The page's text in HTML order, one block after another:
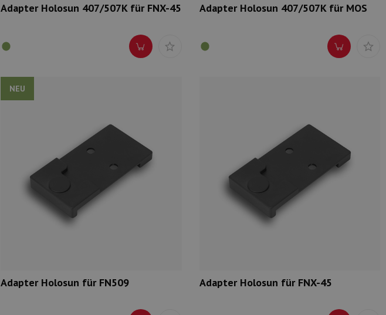
Adapter Holosun 407/507K für FNX-45 Adapter Holosun 407/507K für MOS
NEU
Adapter Holosun für FN509 Adapter Holosun für FNX-45